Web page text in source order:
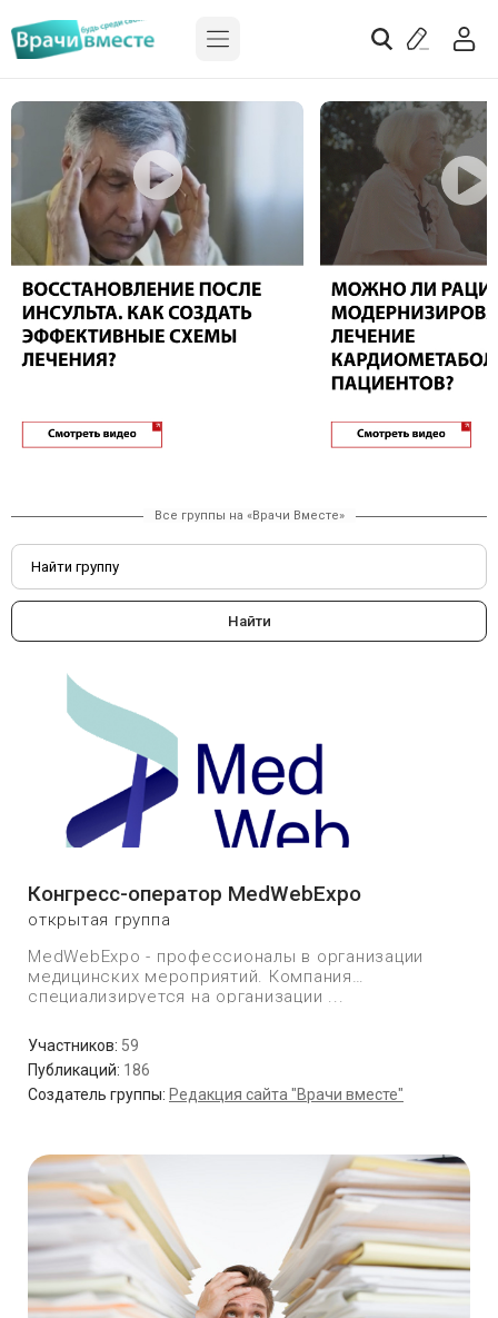
Все группы на «Врачи Вместе»
Конгресс-оператор MedWebExpo
открытая группа
MedWebExpo - профессионалы в организации
медицинских мероприятий. Компания
специализируется на организации ...
Участников: 59
Публикаций: 186
Создатель группы: Редакция сайта "Врачи вместе"